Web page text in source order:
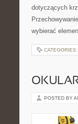
dotyczących
wybierać
CATEGORIES:
POSTED BY